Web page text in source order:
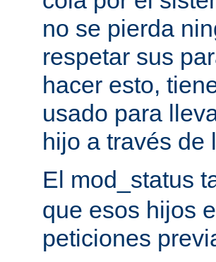
no se pierda
respetar sus
hacer esto,
usado para
hijo a través de
El mod_status
que esos hijos
peticiones